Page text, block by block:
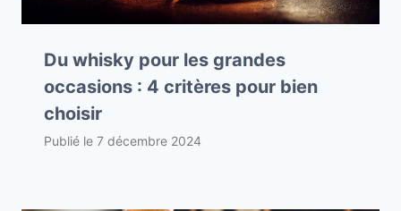
Du whisky pour les grandes
occasions : 4 critères pour bien
choisir
Publié le 7 décembre 2024